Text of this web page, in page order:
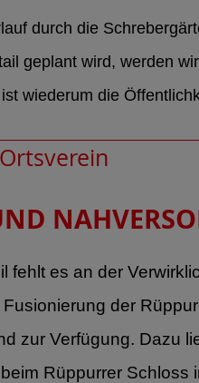
durch die
geplant wird, werden
wiederum die
Ortsverein
fehlt es an der
der
zur Verfügung. Dazu
Rüppurrer